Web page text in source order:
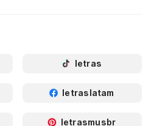
letras
letraslatam
letrasmusbr